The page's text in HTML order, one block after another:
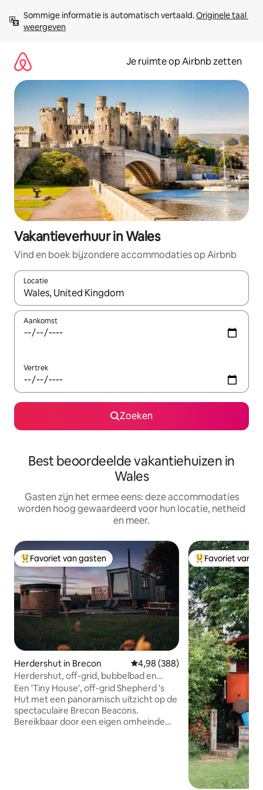
direct
naar
Sommige informatie is automatisch vertaald. Originele taal
weergeven
Je ruimte op Airbnb zetten
Vakantieverhuur in Wales
Vind en boek bijzondere accommodaties op Airbnb
Locatie
Wanneer er suggesties beschikbaar zijn, maak je een keuze
Aankomst
Vertrek
Zoeken
Best beoordeelde vakantiehuizen in
Wales
Gasten zijn het ermee eens: deze accommodaties
worden hoog gewaardeerd voor hun locatie, netheid
en meer.
Topfavoriet van gasten
Favoriet van gasten
Herdershut in Brecon Gemiddelde beoordeling van
4,98 (388)
Herdershut, off-grid, bubbelbad en
uitzicht op Beacons
Een 'Tiny House', off-grid Shepherd 's
Hut met een panoramisch uitzicht op de
spectaculaire Brecon Beacons.
Bereikbaar door een eigen omheinde
Topfavoriet van
Favoriet van